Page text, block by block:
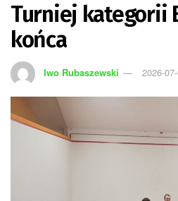
Turniej kategorii
końca
Iwo Rubaszewski 2026-